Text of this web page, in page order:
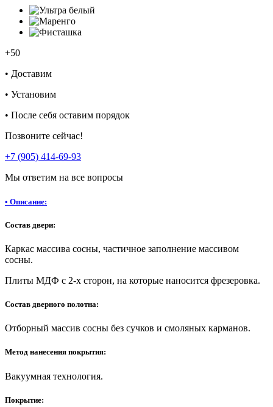
+50
• Доставим
• Установим
• После себя оставим порядок
Позвоните сейчас!
+7 (905) 414-69-93
Мы ответим на все вопросы
• Описание:
Состав двери:
Каркас массива сосны, частичное заполнение массивом
сосны.
Плиты МДФ с 2-х сторон, на которые наносится фрезеровка.
Состав дверного полотна:
Отборный массив сосны без сучков и смоляных карманов.
Метод нанесения покрытия:
Вакуумная технология.
Покрытие: